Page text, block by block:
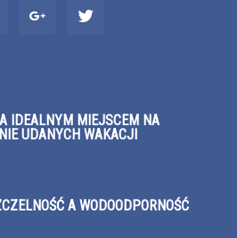
IDEALNYM MIEJSCEM NA
UDANYCH WAKACJI
A WODOODPORNOŚĆ